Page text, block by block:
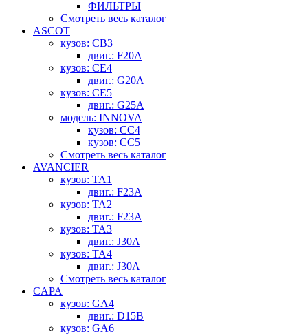
ФИЛЬТРЫ
Смотреть весь каталог
ASCOT
кузов: CB3
двиг.: F20A
кузов: CE4
двиг.: G20A
кузов: CE5
двиг.: G25A
модель: INNOVA
кузов: CC4
кузов: CC5
Смотреть весь каталог
AVANCIER
кузов: TA1
двиг.: F23A
кузов: TA2
двиг.: F23A
кузов: TA3
двиг.: J30A
кузов: TA4
двиг.: J30A
Смотреть весь каталог
CAPA
кузов: GA4
двиг.: D15B
кузов: GA6